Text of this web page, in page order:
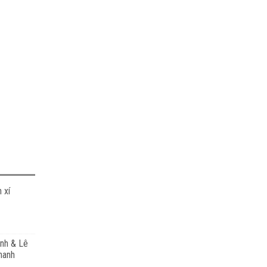
xí
& Lê